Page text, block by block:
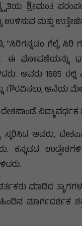
ಶ್ರೀಮಂತ
ಉಳಿಸುವ ಮತ್ತು
"ಸಿರಿಗನ್ನಡಂ ಗೆಲ್ಗೆ,
ಈ ಘೋಷಣೆಯನ್ನು
ಅವರು 1885
ಗೌರವಿಸಲು, ಆನೆಯ
ದೇಶಪಾಂಡೆ
ಸ್ಮರಿಸಿದ ಅವರು,
ಕನ್ನಡದ
ಮಾಡಿದ
ಮಾರ್ಗದರ್ಶಕ